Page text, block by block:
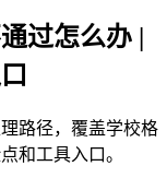
过怎么办 |
路径，覆盖学校格
和工具入口。